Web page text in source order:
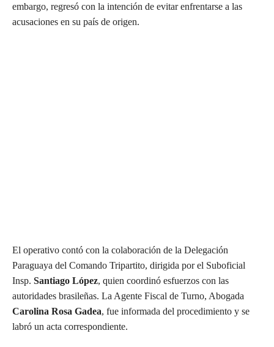
embargo, regresó con la intención de evitar enfrentarse a las
acusaciones en su país de origen.
El operativo contó con la colaboración de la Delegación
Paraguaya del Comando Tripartito, dirigida por el Suboficial
Insp. Santiago López, quien coordinó esfuerzos con las
autoridades brasileñas. La Agente Fiscal de Turno, Abogada
Carolina Rosa Gadea, fue informada del procedimiento y se
labró un acta correspondiente.